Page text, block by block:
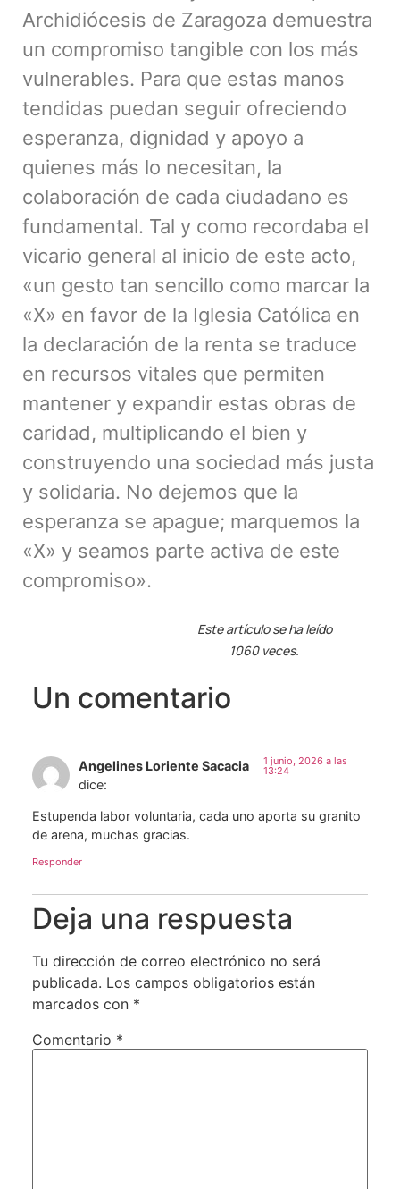
Archidiócesis de Zaragoza demuestra
un compromiso tangible con los más
vulnerables. Para que estas manos
tendidas puedan seguir ofreciendo
esperanza, dignidad y apoyo a
quienes más lo necesitan, la
colaboración de cada ciudadano es
fundamental. Tal y como recordaba el
vicario general al inicio de este acto,
«un gesto tan sencillo como marcar la
«X» en favor de la Iglesia Católica en
la declaración de la renta se traduce
en recursos vitales que permiten
mantener y expandir estas obras de
caridad, multiplicando el bien y
construyendo una sociedad más justa
y solidaria. No dejemos que la
esperanza se apague; marquemos la
«X» y seamos parte activa de este
compromiso».
Este artículo se ha leído
1060 veces.
Un comentario
Angelines Loriente Sacacia
dice:
1 junio, 2026 a las
13:24
Estupenda labor voluntaria, cada uno aporta su granito
de arena, muchas gracias.
Responder
Deja una respuesta
Tu dirección de correo electrónico no será
publicada. Los campos obligatorios están
marcados con *
Comentario *